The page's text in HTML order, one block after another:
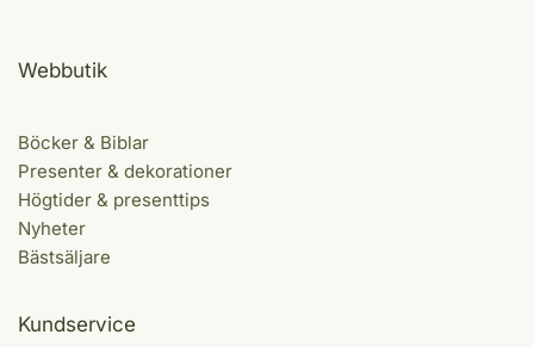
Webbutik
Böcker & Biblar
Presenter & dekorationer
Högtider & presenttips
Nyheter
Bästsäljare
Kundservice